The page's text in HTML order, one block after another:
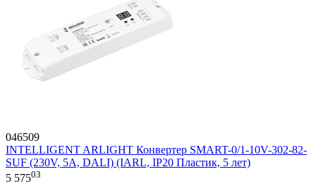
046509
INTELLIGENT ARLIGHT Конвертер SMART-0/1-10V-302-82-
SUF (230V, 5A, DALI) (IARL, IP20 Пластик, 5 лет)
5 57503